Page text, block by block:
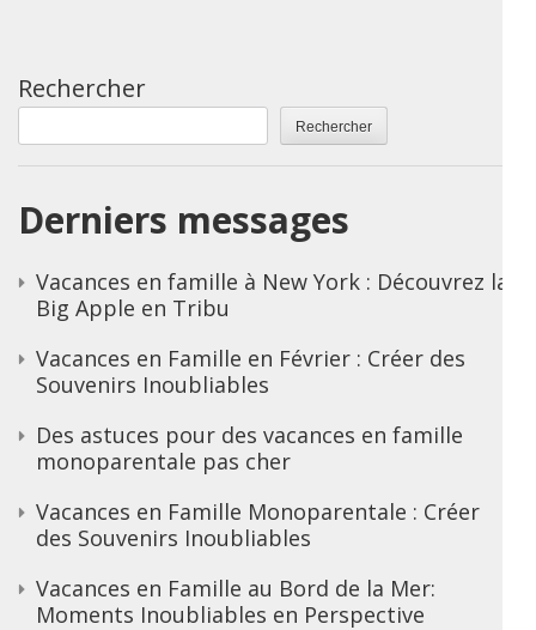
Rechercher
Rechercher
Derniers messages
Vacances en famille à New York : Découvrez la
Big Apple en Tribu
Vacances en Famille en Février : Créer des
Souvenirs Inoubliables
Des astuces pour des vacances en famille
monoparentale pas cher
Vacances en Famille Monoparentale : Créer
des Souvenirs Inoubliables
Vacances en Famille au Bord de la Mer:
Moments Inoubliables en Perspective